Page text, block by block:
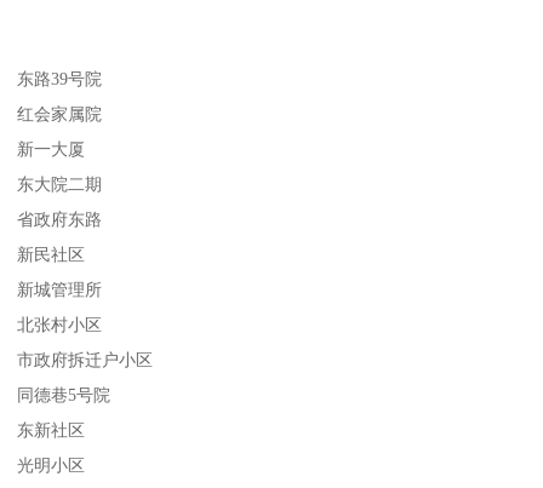
东路39号院
红会家属院
新一大厦
东大院二期
省政府东路
新民社区
新城管理所
北张村小区
市政府拆迁户小区
同德巷5号院
东新社区
光明小区